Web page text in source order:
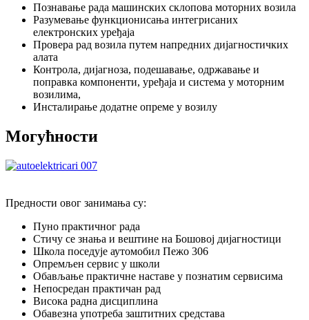
Познавање рада машинских склопова моторних возила
Разумевање функционисања интегрисаних
електронских уређаја
Провера рад возила путем напредних дијагностичких
алата
Контрола, дијагноза, подешавање, одржавање и
поправка компоненти, уређаја и система у моторним
возилима,
Инсталирање додатне опреме у возилу
Могућности
Предности овог занимања су:
Пуно практичног рада
Стичу се знања и вештине на Бошовој дијагностици
Школа поседује аутомобил Пежо 306
Опремљен сервис у школи
Обављање практичне наставе у познатим сервисима
Непосредан практичан рад
Висока радна дисциплина
Обавезна употреба заштитних средстава